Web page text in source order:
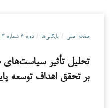
صفحه اصلی / بایگانی‌ها / دوره ۶ شماره ۳ (۱۴۰۳):
تحلیل تأثیر
بر تحقق اهداف توسعه